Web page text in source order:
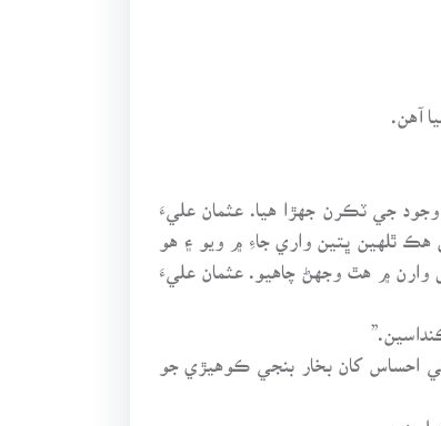
آهن.
جي ٽڪرن جهڙا هيا. عثمان عليءَ
ٿلهين ڀتين واري جاءِ ۾ ويو ۽ هو
۾ هٿ وجهڻ چاهيو. عثمان عليءَ
احساس کان بخار بنجي ڪوهيڙي جو
هجي.